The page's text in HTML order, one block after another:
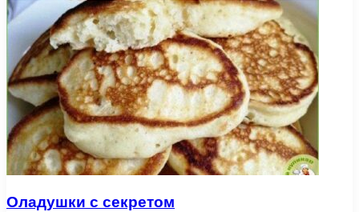
Оладушки с секретом